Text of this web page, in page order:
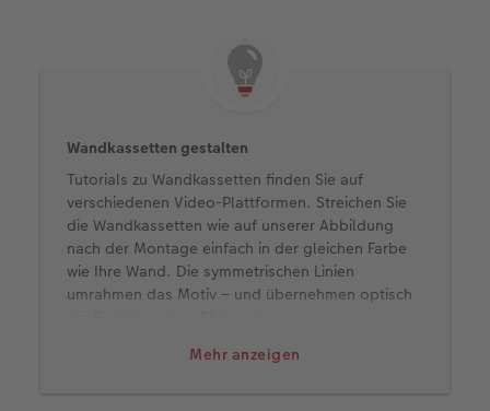
Mehr anzeigen
Wandkassetten gestalten
Tutorials zu Wandkassetten finden Sie auf
verschiedenen Video-Plattformen. Streichen Sie
die Wandkassetten wie auf unserer Abbildung
nach der Montage einfach in der gleichen Farbe
wie Ihre Wand. Die symmetrischen Linien
umrahmen das Motiv – und übernehmen optisch